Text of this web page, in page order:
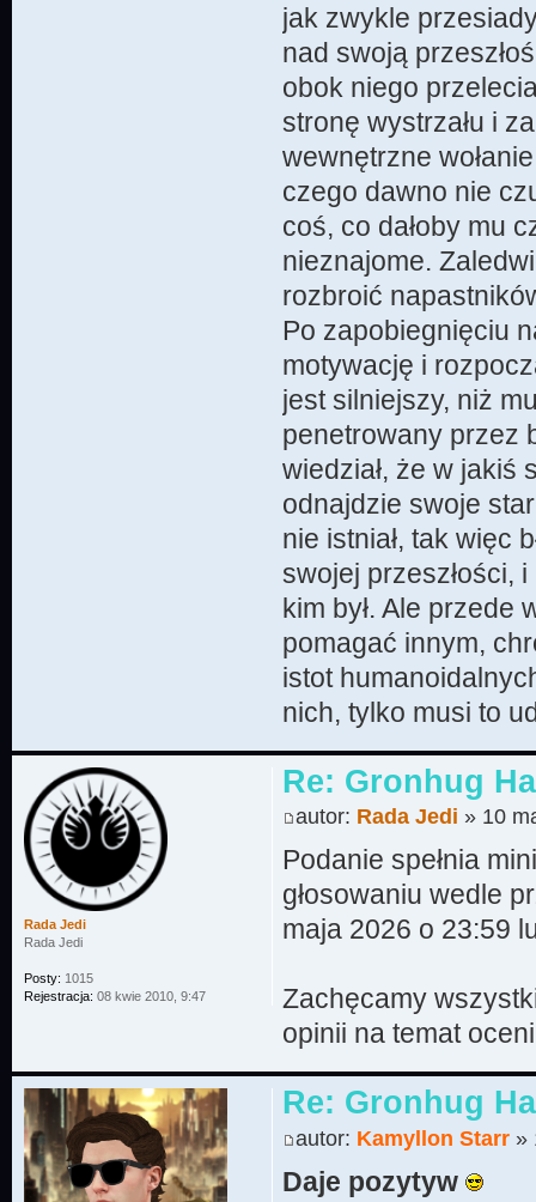
jak zwykle
nad swoją
obok niego
stronę wystrzału i
wewnętrzne
czego dawno nie
coś, co dałoby mu
nieznajome.
rozbroić
Po zapobiegnięciu
motywację i
jest silniejszy, niż
penetrowany przez
wiedział, że w jakiś
odnajdzie swoje
nie istniał, tak więc
swojej przeszłości,
kim był. Ale przede
pomagać innym,
istot
nich, tylko musi to
Re: Gronhug
autor: Rada Jedi » 10
Podanie spełnia
głosowaniu wedle
maja 2026 o 23:59
Zachęcamy
opinii na temat
Rada Jedi
Rada Jedi
Posty: 1015
Rejestracja: 08 kwie 2010, 9:47
Re: Gronhug
autor: Kamyllon Starr »
Daje pozytyw